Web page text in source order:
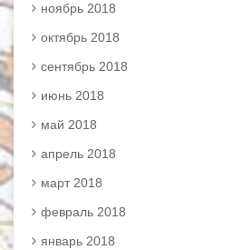
ноябрь 2018
октябрь 2018
сентябрь 2018
июнь 2018
май 2018
апрель 2018
март 2018
февраль 2018
январь 2018